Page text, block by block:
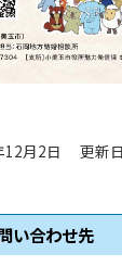
12月2日 更新
い合わせ先